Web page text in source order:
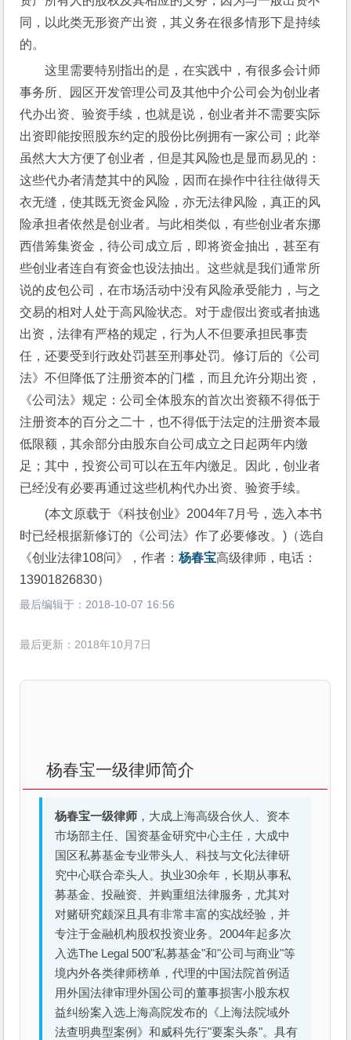
同，以此类无形资产出资，其义务在很多情形下是持续
的。
这里需要特别指出的是，在实践中，有很多会计师
事务所、园区开发管理公司及其他中介公司会为创业者
代办出资、验资手续，也就是说，创业者并不需要实际
出资即能按照股东约定的股份比例拥有一家公司；此举
虽然大大方便了创业者，但是其风险也是显而易见的：
这些代办者清楚其中的风险，因而在操作中往往做得天
衣无缝，使其既无资金风险，亦无法律风险，真正的风
险承担者依然是创业者。与此相类似，有些创业者东挪
西借筹集资金，待公司成立后，即将资金抽出，甚至有
些创业者连自有资金也设法抽出。这些就是我们通常所
说的皮包公司，在市场活动中没有风险承受能力，与之
交易的相对人处于高风险状态。对于虚假出资或者抽逃
出资，法律有严格的规定，行为人不但要承担民事责
任，还要受到行政处罚甚至刑事处罚。修订后的《公司
法》不但降低了注册资本的门槛，而且允许分期出资，
《公司法》规定：公司全体股东的首次出资额不得低于
注册资本的百分之二十，也不得低于法定的注册资本最
低限额，其余部分由股东自公司成立之日起两年内缴
足；其中，投资公司可以在五年内缴足。因此，创业者
已经没有必要再通过这些机构代办出资、验资手续。
(本文原载于《科技创业》2004年7月号，选入本书
时已经根据新修订的《公司法》作了必要修改。)（选自
《创业法律108问》，作者：杨春宝高级律师，电话：
13901826830）
最后编辑于： 2018-10-07 16:56
最后更新：2018年10月7日
杨春宝一级律师简介
杨春宝一级律师 ，大成上海高级合伙人、资本
市场部主任、国资基金研究中心主任，大成中
国区私募基金专业带头人、科技与文化法律研
究中心联合牵头人。执业30余年，长期从事私
募基金、投融资、并购重组法律服务，尤其对
对赌研究颇深且具有非常丰富的实战经验，并
专注于金融机构股权投资业务。2004年起多次
入选The Legal 500"私募基金"和"公司与商业"等
境内外各类律师榜单，代理的中国法院首例适
用外国法律审理外国公司的董事损害小股东权
益纠纷案入选上海高院发布的《上海法院域外
法查明典型案例》和威科先行"要案头条"。具有